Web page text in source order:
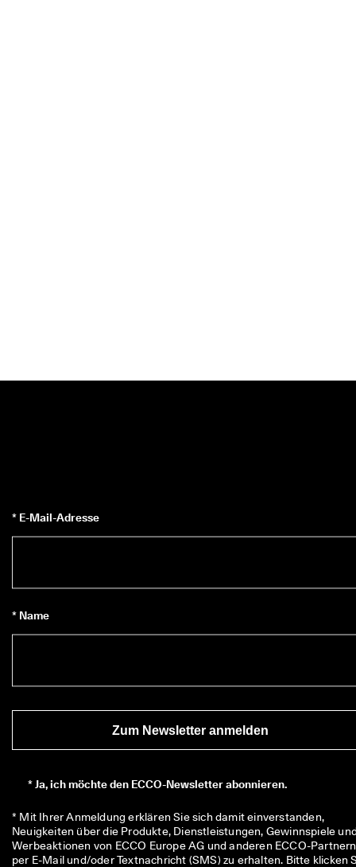
* E-Mail-Adresse
* Name
Zum Newsletter anmelden
* Ja, ich möchte den ECCO-Newsletter abonnieren.
* Mit Ihrer Anmeldung erklären Sie sich damit einverstanden,
Neuigkeiten über die Produkte, Dienstleistungen, Gewinnspiele
Werbeaktionen von ECCO Europe AG und anderen ECCO-Partnern